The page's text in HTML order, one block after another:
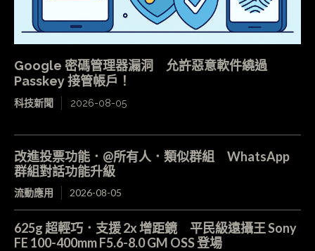
Google 密碼管理器漏洞 允許惡意軟件繞過
Passkey 接管帳戶！
科技新聞 2026-08-05
改進投票功能．@所有人．類似群組 WhatsApp
群組對話功能升級
流動應用 2026-08-05
625g 超輕巧．支援 2x 增距鏡 平民級遠攝王 Sony
FE 100-400mm F5.6-8.0 GM OSS 登場